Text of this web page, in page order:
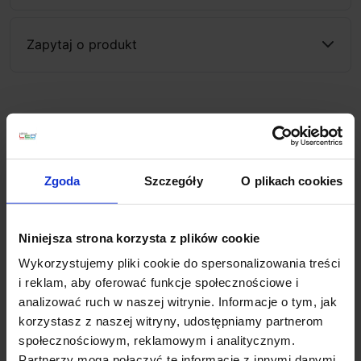
Zgoda Szczegóły O plikach cookies
Niniejsza strona korzysta z plików cookie
Wykorzystujemy pliki cookie do spersonalizowania treści
i reklam, aby oferować funkcje społecznościowe i
analizować ruch w naszej witrynie. Informacje o tym, jak
korzystasz z naszej witryny, udostępniamy partnerom
społecznościowym, reklamowym i analitycznym.
Zapytaj o produkt
Brick Downunder E14 229062to podłużna aluminiowa
max. mocy 40W. Oprawa ta doskonale sprawdzi się
chodników wokół budynków.
Dane techniczne:
Materiał: Aluminium/szkło
Kolor: srebrnoszary